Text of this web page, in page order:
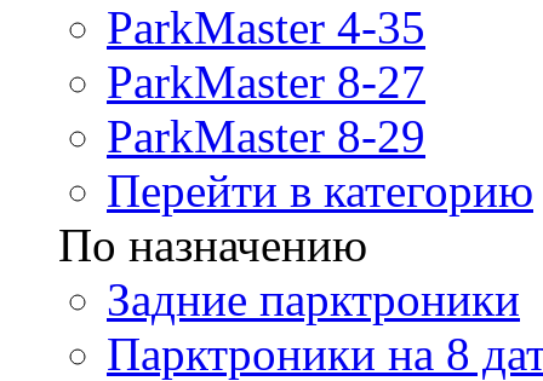
ParkMaster 4-35
ParkMaster 8-27
ParkMaster 8-29
Перейти в категорию
По назначению
Задние парктроники
Парктроники на 8